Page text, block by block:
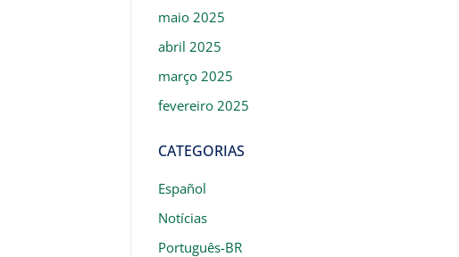
maio 2025
abril 2025
março 2025
fevereiro 2025
CATEGORIAS
Español
Notícias
Português-BR